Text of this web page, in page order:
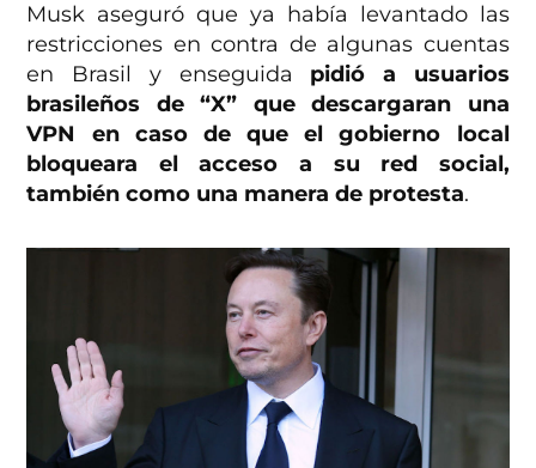
Musk aseguró que ya había levantado las
restricciones en contra de algunas cuentas
en Brasil y enseguida pidió a usuarios
brasileños de “X” que descargaran una
VPN en caso de que el gobierno local
bloqueara el acceso a su red social,
también como una manera de protesta.